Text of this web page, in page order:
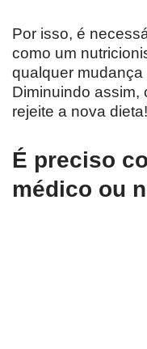
Por isso, é
como um
qualquer mudança
Diminuindo assim,
rejeite a nova dieta!
É preciso
médico ou